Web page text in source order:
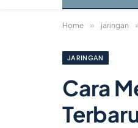
Home » jaringan
JARINGAN
Cara